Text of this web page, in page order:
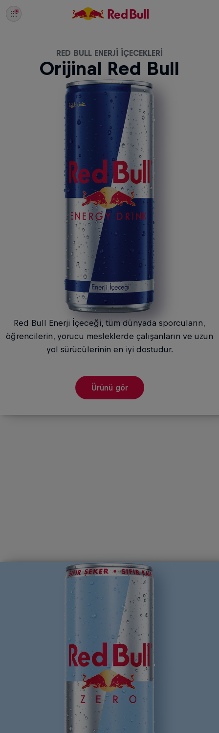
RED BULL ENERJI İÇECEKLERI
Orijinal Red Bull
Red Bull Enerji İçeceği, tüm dünyada sporcuların,
öğrencilerin, yorucu mesleklerde çalışanların ve uzun
yol sürücülerinin en iyi dostudur.
Ürünü gör